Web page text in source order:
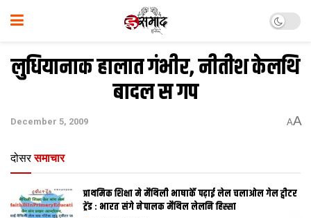
लुधियानाक हालात गंभीर, नीतीश केलथि
बादल स गप
December 5, 2009 AA
दोसर समाचार
प्राथमिक शि‍क्षा मे मैथि‍ली भाषाकेँ पढ़ाई लेल चलाओल गेल ट्वीटर
ट्रेंड : भारत संगे नेपालक मैथिल लेलनि हिस्सा